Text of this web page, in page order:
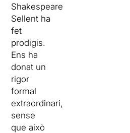
Shakespeare,
Sellent ha
fet
prodigis.
Ens ha
donat un
rigor
formal
extraordinari,
sense
que això